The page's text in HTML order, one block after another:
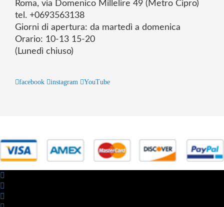
Roma, via Domenico Millelire 49 (Metro Cipro)
tel. +0693563138
Giorni di apertura: da martedì a domenica
Orario: 10-13 15-20
(Lunedì chiuso)
facebook instagram YouTube